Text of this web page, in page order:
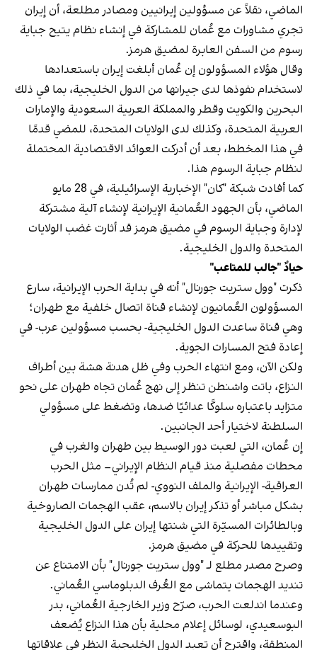
الماضي، نقلاً عن مسؤولين إيرانيين ومصادر مطلعة، أن إيران
تجري مشاورات مع عُمان للمشاركة في إنشاء نظام يتيح جباية
رسوم من السفن العابرة لمضيق هرمز.
وقال هؤلاء المسؤولون إن عُمان أبلغت إيران باستعدادها
لاستخدام نفوذها لدى جيرانها من الدول الخليجية، بما في ذلك
البحرين والكويت وقطر والمملكة العربية السعودية والإمارات
العربية المتحدة، وكذلك لدى الولايات المتحدة، للمضي قدمًا
في هذا المخطط، بعد أن أدركت العوائد الاقتصادية المحتملة
لنظام جباية الرسوم هذا.
كما أفادت شبكة "كان" الإخبارية الإسرائيلية، في 28 مايو
الماضي، بأن الجهود العُمانية الإيرانية لإنشاء آلية مشتركة
لإدارة وجباية الرسوم في مضيق هرمز قد أثارت غضب الولايات
المتحدة والدول الخليجية.
حيادٌ "جالب للمتاعب"
ذكرت "وول ستريت جورنال" أنه في بداية الحرب الإيرانية، سارع
المسؤولون العُمانيون لإنشاء قناة اتصال خلفية مع طهران؛
وهي قناة ساعدت الدول الخليجية- بحسب مسؤولين عرب- في
إعادة فتح المسارات الجوية.
ولكن الآن، ومع انتهاء الحرب وفي ظل هدنة هشة بين أطراف
النزاع، باتت واشنطن تنظر إلى نهج عُمان تجاه طهران على نحو
متزايد باعتباره سلوكًا عدائيًا ضدها، وتضغط على مسؤولي
السلطنة لاختيار أحد الجانبين.
إن عُمان، التي لعبت دور الوسيط بين طهران والغرب في
محطات مفصلية منذ قيام النظام الإيراني– مثل الحرب
العراقية- الإيرانية والملف النووي- لم تُدن ممارسات طهران
بشكل مباشر أو تذكر إيران بالاسم، عقب الهجمات الصاروخية
وبالطائرات المسيّرة التي شنتها إيران على الدول الخليجية
وتقییدها للحركة في مضيق هرمز.
وصرح مصدر مطلع لـ "وول ستريت جورنال" بأن الامتناع عن
تنديد الهجمات يتماشى مع العُرف الدبلوماسي العُماني.
وعندما اندلعت الحرب، صرّح وزير الخارجية العُماني، بدر
البوسعيدي، لوسائل إعلام محلية بأن هذا النزاع يُضعف
المنطقة، واقترح أن تعيد الدول الخليجية النظر في علاقاتها